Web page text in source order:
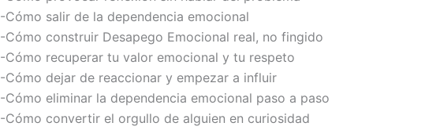
-Cómo salir de la dependencia emocional
-Cómo construir Desapego Emocional real, no fingido
-Cómo recuperar tu valor emocional y tu respeto
-Cómo dejar de reaccionar y empezar a influir
-Cómo eliminar la dependencia emocional paso a paso
-Cómo convertir el orgullo de alguien en curiosidad